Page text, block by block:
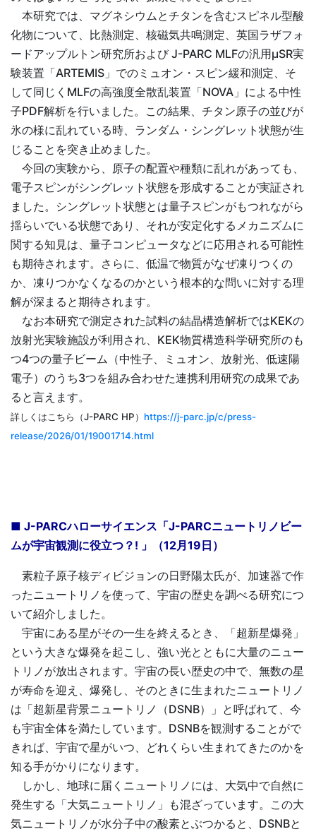
本研究では、マグネシウムとチタンを含むスピネル型酸
化物について、比熱測定、核磁気共鳴測定、英国ラザフォ
ードアップルトン研究所および J-PARC MLFの汎用µSR実
験装置「ARTEMIS」でのミュオン・スピン緩和測定、そ
して同じくMLFの高強度全散乱装置「NOVA」による中性
子PDF解析を行いました。この結果、チタン原子の並びが
氷の様に乱れている時、ランダム・シングレット状態が生
じることを突き止めました。
今回の実験から、原子の配置や種類に乱れがあっても、
電子スピンがシングレット状態を形成することが実証され
ました。シングレット状態とは量子スピンがもつれながら
揺らいでいる状態であり、それが安定化するメカニズムに
関する知見は、量子コンピュータなどに応用される可能性
も期待されます。さらに、低温で物質がなぜ凍りつくの
か、凍りつかなくなるのかという根本的な問いに対する理
解が深まると期待されます。
なお本研究で測定された試料の結晶構造解析ではKEKの
放射光実験施設が利用され、KEK物質構造科学研究所のも
つ4つの量子ビーム（中性子、ミュオン、放射光、低速陽
電子）のうち3つを組み合わせた連携利用研究の成果であ
ると言えます。
詳しくはこちら（J-PARC HP） https://j-parc.jp/c/press-
release/2026/01/19001714.html
■ J-PARCハローサイエンス「J-PARCニュートリノビー
ムが宇宙観測に役立つ？! 」（12月19日）
素粒子原子核ディビジョンの日野陽太氏が、加速器で作
ったニュートリノを使って、宇宙の歴史を調べる研究につ
いて紹介しました。
宇宙にある星がその一生を終えるとき、「超新星爆発」
という大きな爆発を起こし、強い光とともに大量のニュー
トリノが放出されます。宇宙の長い歴史の中で、無数の星
が寿命を迎え、爆発し、そのときに生まれたニュートリノ
は「超新星背景ニュートリノ（DSNB）」と呼ばれて、今
も宇宙全体を満たしています。DSNBを観測することがで
きれば、宇宙で星がいつ、どれくらい生まれてきたのかを
知る手がかりになります。
しかし、地球に届くニュートリノには、大気中で自然に
発生する「大気ニュートリノ」も混ざっています。この大
気ニュートリノが水分子中の酸素とぶつかると、DSNBと